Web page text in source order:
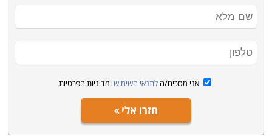
הקורס מתחיל מהבסיס, כך שאין כל צורך בידע מוקדם כדי
להירשם, ובסיום הקורס ניתן מיידית להשתלב בתחום
כטכנאי.
התמחויות והסמכה - מה לבחור ואיך
בעמודים הבאים באתר תוכלו למצוא מגוון של קורסים
ללימודי המקצוע. חלקם עוסקים בלימוד תיקון של מוצרים
ספציפיים כמו טלויזיות, מערכות גז או בית חכם, אבל רובם
אני מסכים/ה לתנאי השימוש ומדיניות הפרטיות
חזרו אלי